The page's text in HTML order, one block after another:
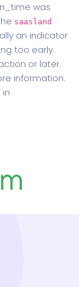
was
saasland
an indicator
too early.
or later.
information.